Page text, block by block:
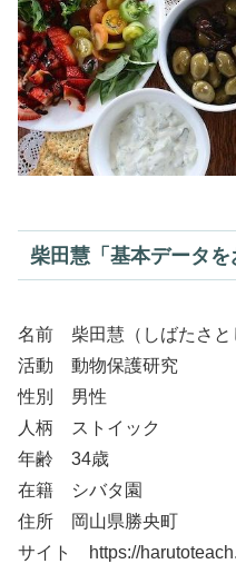
柴田慧「基本データ
名前 柴田慧（しばたさと
活動 動物保護研究
性別 男性
人柄 ストイック
年齢 34歳
在籍 シバタ園
住所 岡山県勝央町
サイト https://